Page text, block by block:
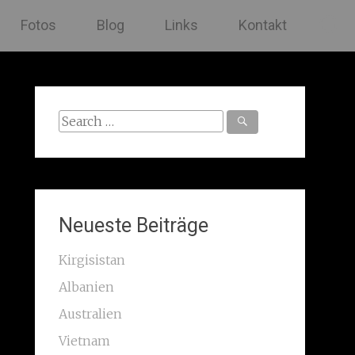
Fotos Blog Links Kontakt
Search
Neueste Beiträge
Kirgisistan
Albanien
Australien
Vietnam